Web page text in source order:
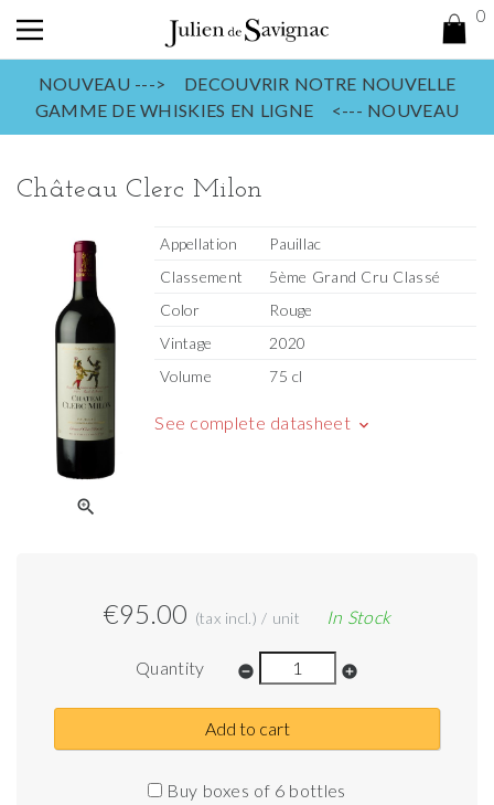
0
NOUVEAU ---> DECOUVRIR NOTRE NOUVELLE
GAMME DE WHISKIES EN LIGNE <--- NOUVEAU
Château Clerc Milon
zoom_in
Appellation
Pauillac
Classement
5ème Grand Cru Classé
Color
Rouge
Vintage
2020
Volume
75 cl
See complete datasheet keyboard_arrow_down
€95.00 (tax incl.) / unit In Stock
Quantity remove_circle add_circle
Add to cart
Buy boxes of 6 bottles